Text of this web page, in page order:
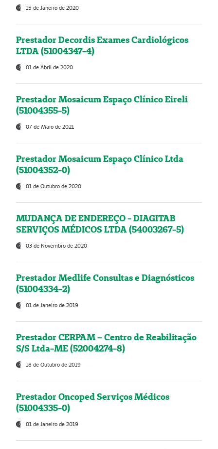
15 de Janeiro de 2020
Prestador Decordis Exames Cardiológicos
LTDA (51004347-4)
01 de Abril de 2020
Prestador Mosaicum Espaço Clínico Eireli
(51004355-5)
07 de Maio de 2021
Prestador Mosaicum Espaço Clínico Ltda
(51004352-0)
01 de Outubro de 2020
MUDANÇA DE ENDEREÇO - DIAGITAB
SERVIÇOS MÉDICOS LTDA (54003267-5)
03 de Novembro de 2020
Prestador Medlife Consultas e Diagnósticos
(51004334-2)
01 de Janeiro de 2019
Prestador CERPAM – Centro de Reabilitação
S/S Ltda-ME (52004274-8)
18 de Outubro de 2019
Prestador Oncoped Serviços Médicos
(51004335-0)
01 de Janeiro de 2019